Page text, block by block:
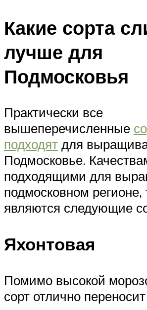
Какие сорта
лучше для
Подмосковья
Практически все
вышеперечисленные
подходят для
Подмосковье.
подходящими для
подмосковном регионе,
являются следующие
Яхонтовая
Помимо высокой
сорт отлично